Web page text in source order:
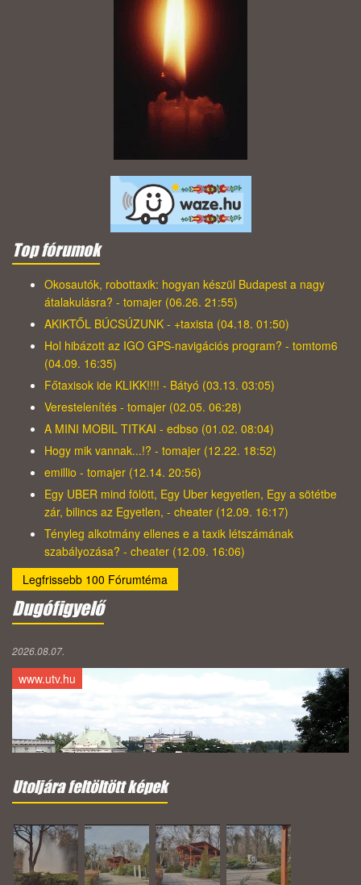
Top fórumok
Okosautók, robottaxik: hogyan készül Budapest a nagy
átalakulásra? - tomajer (06.26. 21:55)
AKIKTŐL BÚCSÚZUNK - +taxista (04.18. 01:50)
Hol hibázott az IGO GPS-navigációs program? - tomtom6
(04.09. 16:35)
Főtaxisok ide KLIKK!!!! - Bátyó (03.13. 03:05)
Verestelenítés - tomajer (02.05. 06:28)
A MINI MOBIL TITKAI - edbso (01.02. 08:04)
Hogy mik vannak...!? - tomajer (12.22. 18:52)
emillio - tomajer (12.14. 20:56)
Egy UBER mind fölött, Egy Uber kegyetlen, Egy a sötétbe
zár, bilincs az Egyetlen, - cheater (12.09. 16:17)
Tényleg alkotmány ellenes e a taxik létszámának
szabályozása? - cheater (12.09. 16:06)
Legfrissebb 100 Fórumtéma
Dugófigyelő
2026.08.07.
www.utv.hu
Utoljára feltöltött képek